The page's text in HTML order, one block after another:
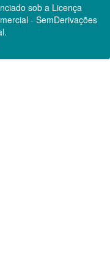
sob a Licença
- SemDerivações